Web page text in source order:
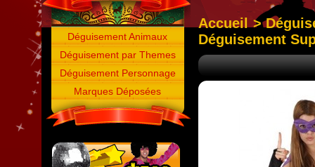
Déguisement Animaux
Déguisement par Themes
Déguisement Personnage
Marques Déposées
Accueil >
Déguisement